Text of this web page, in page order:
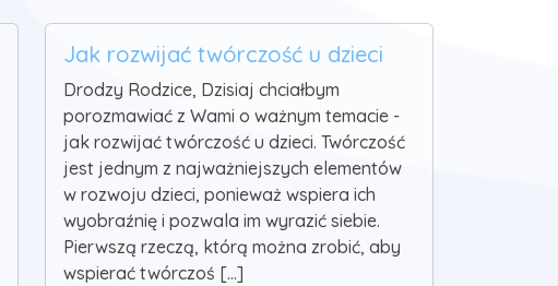
Jak rozwijać twórczość u dzieci
Drodzy Rodzice, Dzisiaj chciałbym
porozmawiać z Wami o ważnym temacie -
jak rozwijać twórczość u dzieci. Twórczość
jest jednym z najważniejszych elementów
w rozwoju dzieci, ponieważ wspiera ich
wyobraźnię i pozwala im wyrazić siebie.
Pierwszą rzeczą, którą można zrobić, aby
wspierać twórczoś [...]